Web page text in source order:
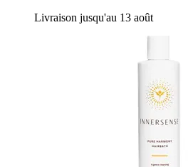
Livraison jusqu'au 13 août